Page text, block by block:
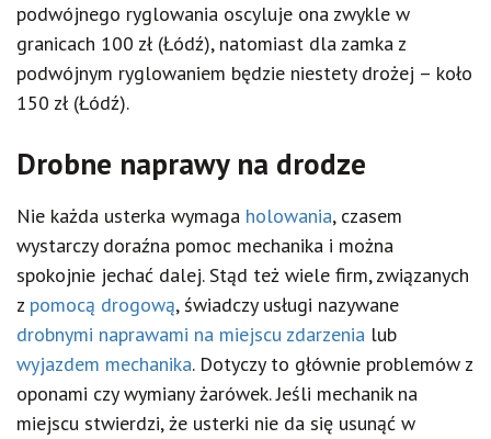
podwójnego ryglowania oscyluje ona zwykle w
granicach 100 zł (Łódź), natomiast dla zamka z
podwójnym ryglowaniem będzie niestety drożej – koło
150 zł (Łódź).
Drobne naprawy na drodze
Nie każda usterka wymaga holowania, czasem
wystarczy doraźna pomoc mechanika i można
spokojnie jechać dalej. Stąd też wiele firm, związanych
z pomocą drogową, świadczy usługi nazywane
drobnymi naprawami na miejscu zdarzenia lub
wyjazdem mechanika. Dotyczy to głównie problemów z
oponami czy wymiany żarówek. Jeśli mechanik na
miejscu stwierdzi, że usterki nie da się usunąć w